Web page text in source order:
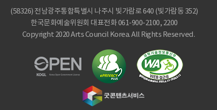
(58326) 전남광주통합특별시 나주시 빛가람로 640 (빛가람동 352)
한국문화예술위원회 대표전화 061-900-2100, 2200
Copyright 2020 Arts Council Korea. All Rights Reserved.